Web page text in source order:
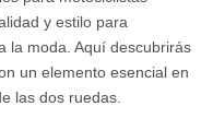
y estilo para
la moda. Aquí descubrirás
un elemento esencial en
las dos ruedas.